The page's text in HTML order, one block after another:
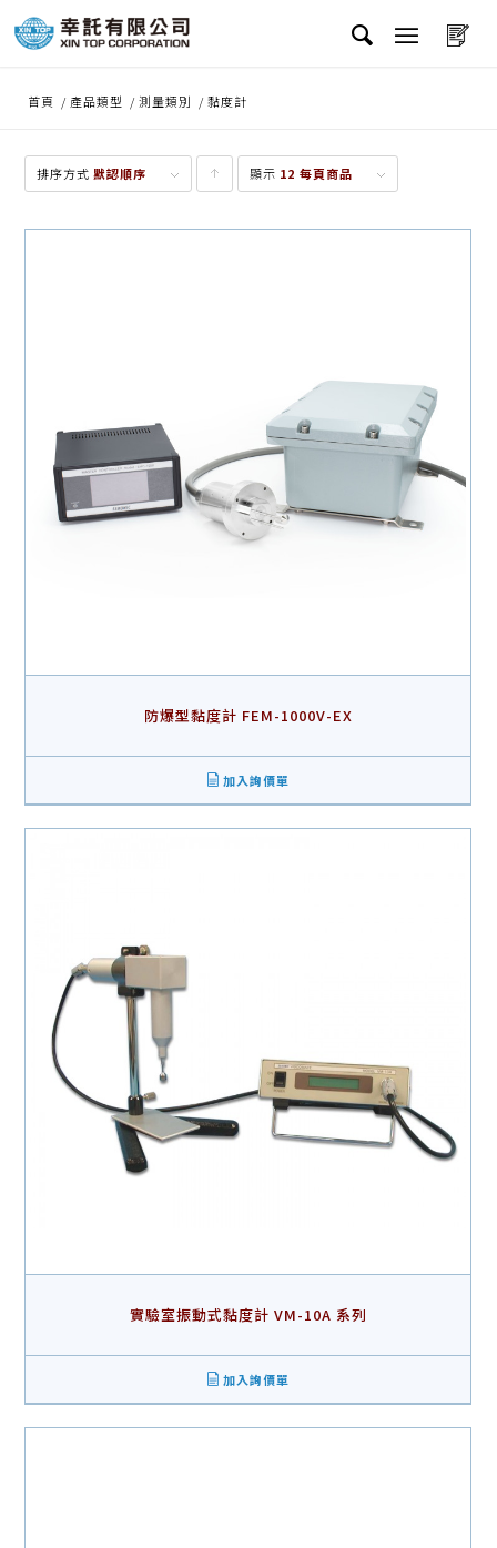
首頁 / 產品類型 / 測量類別 / 黏度計
排序方式默認順序
點
顯示 12 每頁商品
防爆型黏度計 FEM-1000V-EX
加入詢價單
實驗室振動式黏度計 VM-10A 系列
加入詢價單